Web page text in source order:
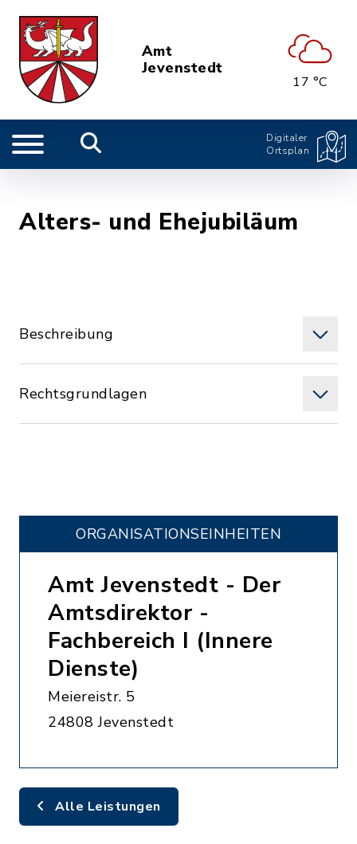
Amt
Jevenstedt
17 °C
Digitaler
Ortsplan
Alters- und Ehejubiläum
Beschreibung
Rechtsgrundlagen
ORGANISATIONS­EINHEITEN
Amt Jevenstedt - Der
Amtsdirektor -
Fachbereich I (Innere
Dienste)
Meiereistr. 5
24808 Jevenstedt
Alle Leistungen